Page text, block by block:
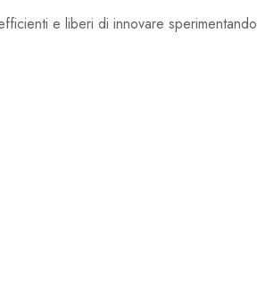
e liberi di innovare sperimentando